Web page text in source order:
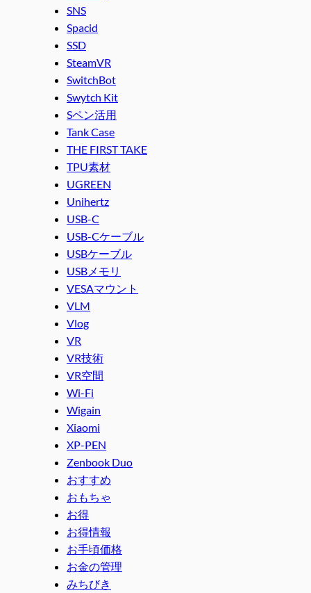
SNS
Spacid
SSD
SteamVR
SwitchBot
Swytch Kit
Sペン活用
Tank Case
THE FIRST TAKE
TPU素材
UGREEN
Unihertz
USB-C
USB-Cケーブル
USBケーブル
USBメモリ
VESAマウント
VLM
Vlog
VR
VR技術
VR空間
Wi-Fi
Wigain
Xiaomi
XP-PEN
Zenbook Duo
おすすめ
おもちゃ
お得
お得情報
お手頃価格
お金の管理
みちびき